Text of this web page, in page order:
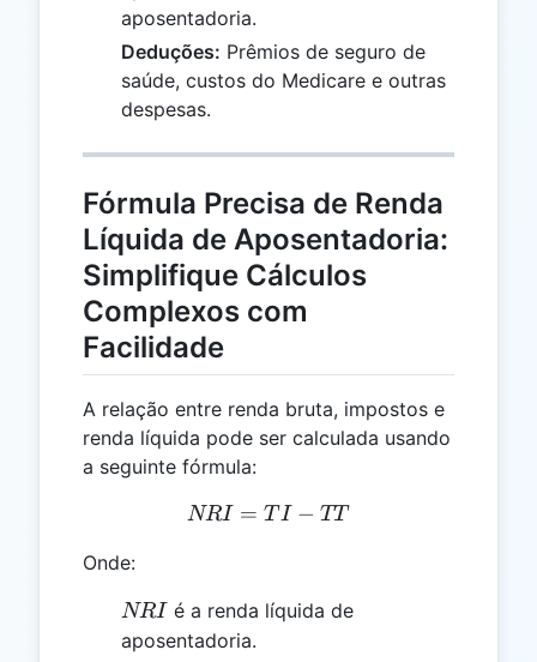
aposentadoria.
Deduções: Prêmios de seguro de
saúde, custos do Medicare e outras
despesas.
Fórmula Precisa de Renda
Líquida de Aposentadoria:
Simplifique Cálculos
Complexos com
Facilidade
A relação entre renda bruta, impostos e
renda líquida pode ser calculada usando
a seguinte fórmula:
NRI = TI - TT
NRI = TI − TT
Onde:
NRI
NRIé a renda líquida de
aposentadoria.